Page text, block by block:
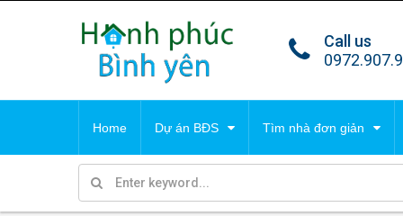
Call us
Home Dự án BĐS Tìm nhà đơn giản
TIN TỔNG HỢP DỰ
TIN TỔNG HỢP
Tất cả tin Villa